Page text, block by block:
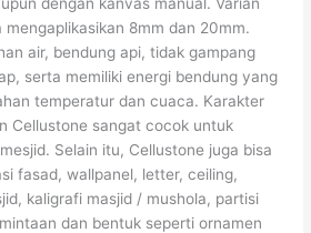
8mm dan 20mm.
air, bendung api, tidak gampang
serta memiliki energi bendung yang
temperatur dan cuaca. Karakter
Cellustone sangat cocok untuk
Selain itu, Cellustone juga bisa
fasad, wallpanel, letter, ceiling,
kaligrafi masjid / mushola, partisi
dan bentuk seperti ornamen